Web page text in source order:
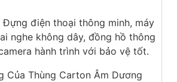
Đựng điện thoại thông minh, máy
nghe không dây, đồng hồ thông
hành trình với bảo vệ tốt.